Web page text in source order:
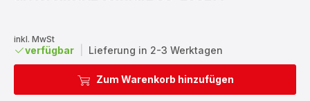
inkl. MwSt
verfügbar Lieferung in 2-3 Werktagen
Zum Warenkorb hinzufügen